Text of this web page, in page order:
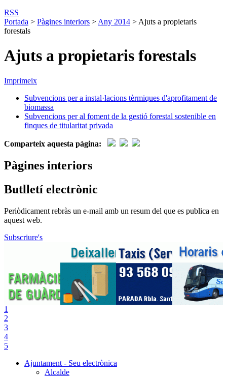
RSS
Portada > Pàgines interiors > Any 2014 > Ajuts a propietaris
forestals
Ajuts a propietaris forestals
Imprimeix
Subvencions per a instal·lacions tèrmiques d'aprofitament de
biomassa
Subvencions per al foment de la gestió forestal sostenible en
finques de titularitat privada
Comparteix aquesta pàgina:
Pàgines interiors
Butlletí electrònic
Periòdicament rebràs un e-mail amb un resum del que es publica en
aquest web.
Subscriure's
1
2
3
4
5
Ajuntament - Seu electrònica
Alcalde